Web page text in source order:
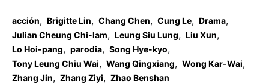
acción, Brigitte Lin, Chang Chen, Cung Le, Drama,
Julian Cheung Chi-lam, Leung Siu Lung, Liu Xun,
Lo Hoi-pang, parodia, Song Hye-kyo,
Tony Leung Chiu Wai, Wang Qingxiang, Wong Kar-Wai,
Zhang Jin, Zhang Ziyi, Zhao Benshan